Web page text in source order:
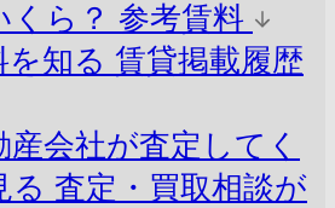
くら？ 参考賃料
を知る 賃貸掲載履歴
産会社が査定してく
る 査定・買取相談が